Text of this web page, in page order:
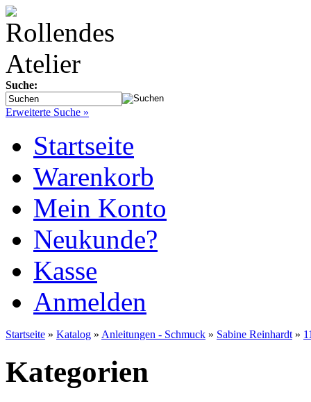
Suche:
Erweiterte Suche »
Startseite
Warenkorb
Mein Konto
Neukunde?
Kasse
Anmelden
Startseite » Katalog » Anleitungen - Schmuck » Sabine Reinhardt »
Kategorien